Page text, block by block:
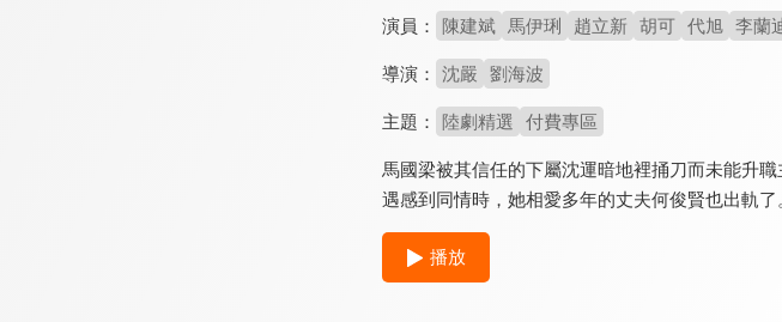
演員： 陳建斌 馬伊琍 趙立新 胡可 代旭 李蘭
導演： 沈嚴 劉海波
主題： 陸劇精選 付費專區
馬國梁被其信任的下屬沈運暗地裡捅刀而未能升
遇感到同情時，她相愛多年的丈夫何俊賢也出軌
播放